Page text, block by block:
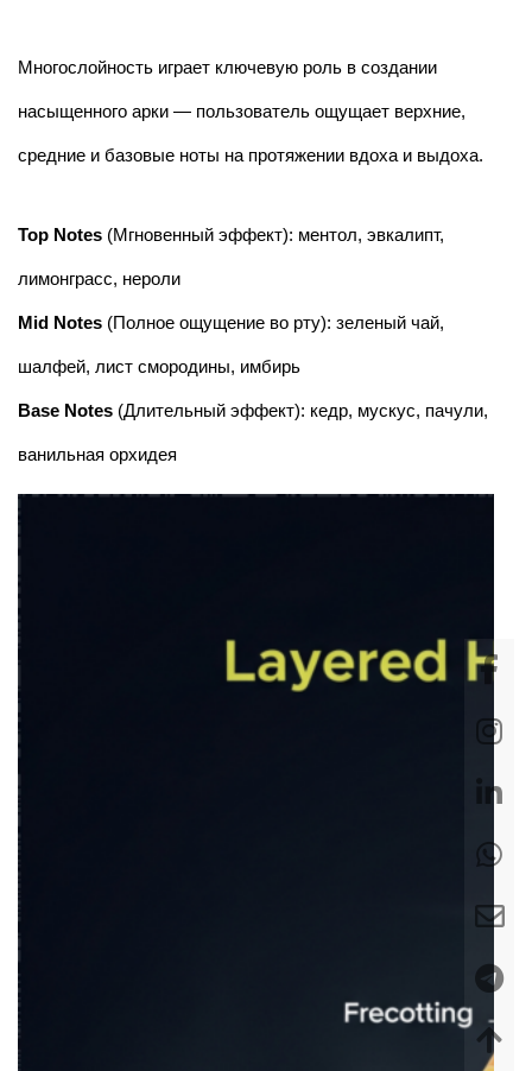
Многослойность играет ключевую роль в создании
насыщенного арки — пользователь ощущает верхние,
средние и базовые ноты на протяжении вдоха и выдоха.
Top Notes (Мгновенный эффект): ментол, эвкалипт,
лимонграсс, нероли
Mid Notes (Полное ощущение во рту): зеленый чай,
шалфей, лист смородины, имбирь
Base Notes (Длительный эффект): кедр, мускус, пачули,
ванильная орхидея